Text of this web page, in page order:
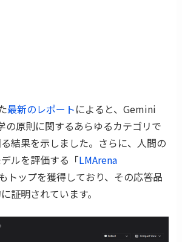
最新のレポートによると、Gemini
の原則に関するあらゆるカテゴリで
結果を示しました。さらに、人間の
ルを評価する「LMArena
トップを獲得しており、その応答品
証明されています。